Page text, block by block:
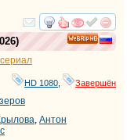
смотреть
HD
HD 1080 Завершён
, Антон